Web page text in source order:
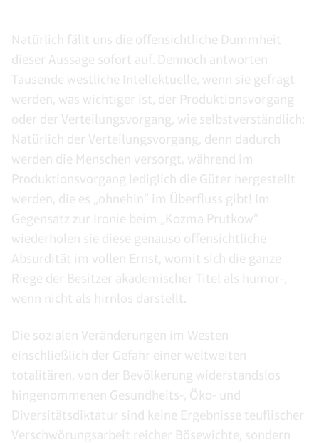
Natürlich fällt uns die offensichtliche Dummheit
dieser Aussage sofort auf. Dennoch antworten
Tausende westliche Intellektuelle, wenn sie gefragt
werden, was wichtiger ist, der Produktionsvorgang
oder der Verteilungsvorgang, wie selbstverständlich:
Natürlich der Verteilungsvorgang, denn dadurch
werden die Menschen versorgt, während im
Produktionsvorgang lediglich die Güter hergestellt
werden, die es „ohnehin“ im Überfluss gibt! Im
Gegensatz zur Ironie beim „Kozma Prutkow“
wiederholen sie diese genauso offensichtliche
Absurdität im vollen Ernst, womit sich die ganze
Riege der Besitzer akademischer Titel als humor-,
wenn nicht als hirnlos darstellt.
Die sozialen Veränderungen im Westen
einschließlich der Gefahr einer weltweiten
totalitären, von der Bevölkerung widerstandslos
hingenommenen Gesundheits-, Öko- und
Diversitätsdiktatur sind keine Ergebnisse teuflischer
Verschwörungsarbeit reicher Bösewichte, sondern